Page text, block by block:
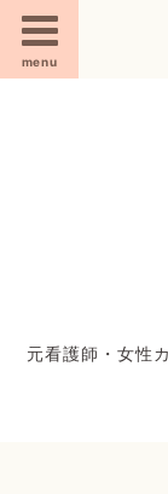
menu
元看護師・女性